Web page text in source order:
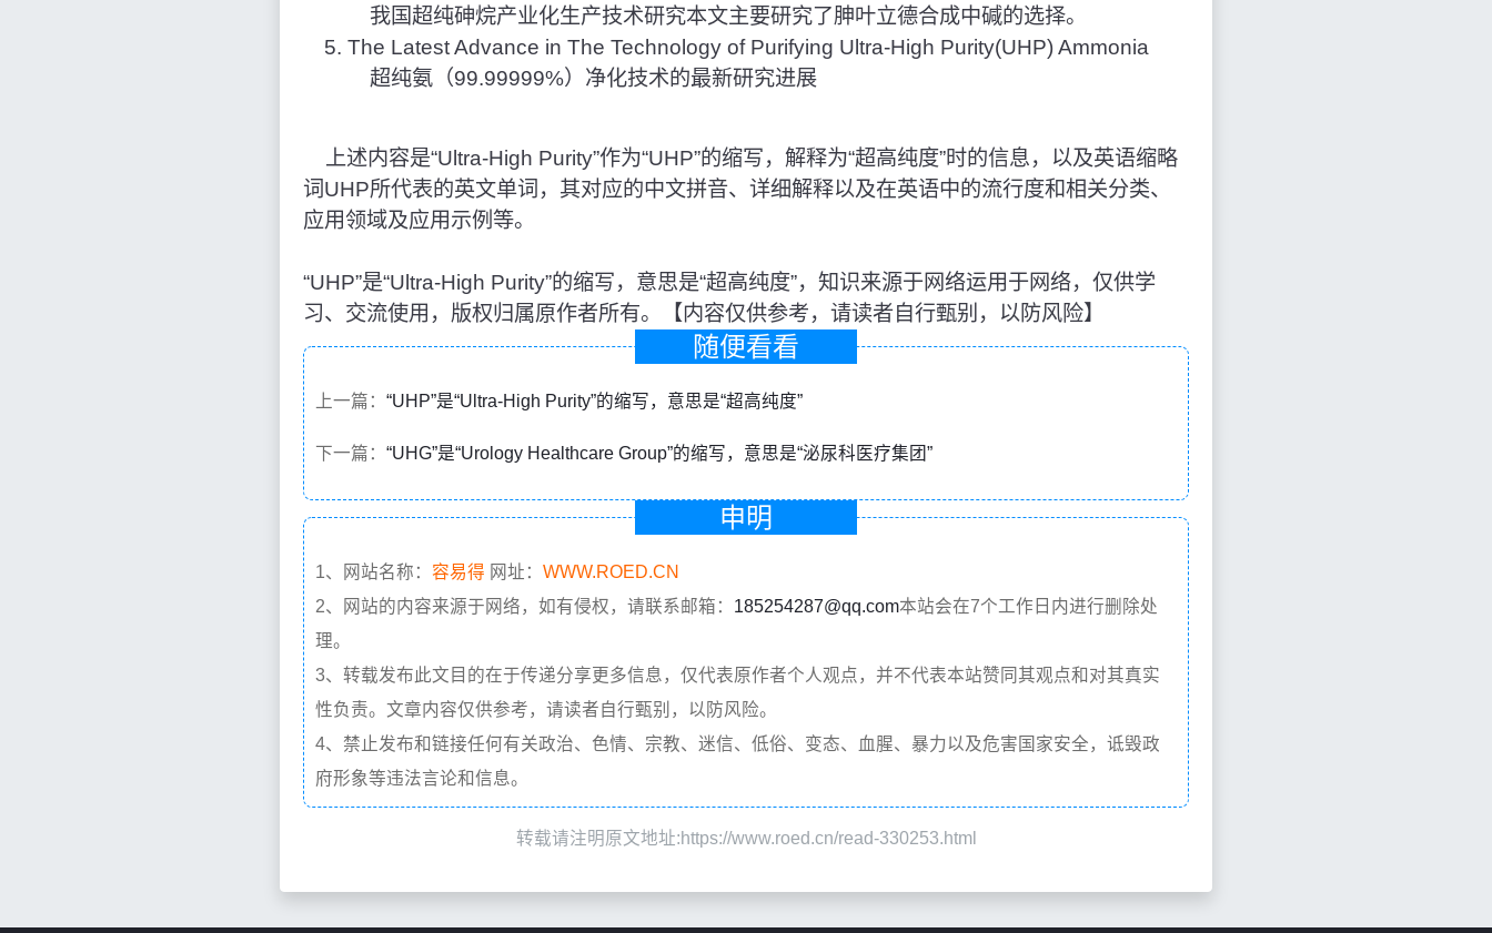
我国超纯砷烷产业化生产技术研究本文主要研究了胂叶立德合成中碱的选择。
The Latest Advance in The Technology of Purifying Ultra-High Purity(UHP) Ammonia
超纯氨（99.99999%）净化技术的最新研究进展
上述内容是“Ultra-High Purity”作为“UHP”的缩写，解释为“超高纯度”时的信息，以及英语缩略
词UHP所代表的英文单词，其对应的中文拼音、详细解释以及在英语中的流行度和相关分类、
应用领域及应用示例等。
“UHP”是“Ultra-High Purity”的缩写，意思是“超高纯度”，知识来源于网络运用于网络，仅供学
习、交流使用，版权归属原作者所有。【内容仅供参考，请读者自行甄别，以防风险】
随便看看
上一篇： “UHP”是“Ultra-High Purity”的缩写，意思是“超高纯度”
下一篇： “UHG”是“Urology Healthcare Group”的缩写，意思是“泌尿科医疗集团”
申明
1、网站名称： 容易得 网址： WWW.ROED.CN
2、网站的内容来源于网络，如有侵权，请联系邮箱： 185254287@qq.com本站会在7个工作日内进行删除处
理。
3、转载发布此文目的在于传递分享更多信息，仅代表原作者个人观点，并不代表本站赞同其观点和对其真实
性负责。文章内容仅供参考，请读者自行甄别，以防风险。
4、禁止发布和链接任何有关政治、色情、宗教、迷信、低俗、变态、血腥、暴力以及危害国家安全，诋毁政
府形象等违法言论和信息。
转载请注明原文地址:https://www.roed.cn/read-330253.html